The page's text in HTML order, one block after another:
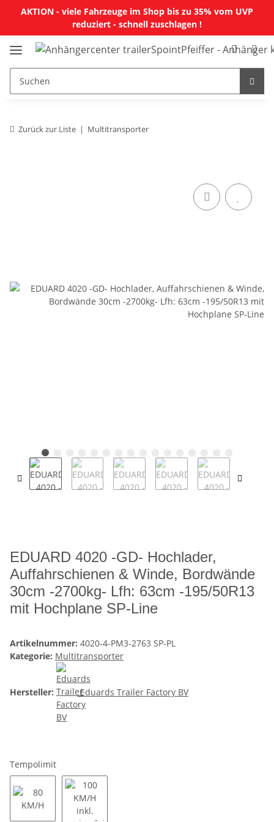
AKTION - viele Fahrzeuge im Shop bis zu 35% vom UVP
reduziert - schnell zuschlagen !
Zurück zur Liste Multitransporter
EDUARD 4020 -GD- Hochlader,
Auffahrschienen & Winde, Bordwände
30cm -2700kg- Lfh: 63cm -195/50R13
mit Hochplane SP-Line
Artikelnummer: 4020-4-PM3-2763 SP-PL
Kategorie: Multitransporter
Hersteller: Eduards Trailer Factory BV
Tempolimit